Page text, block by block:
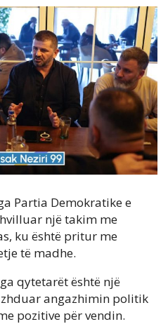
Partia Demokratike e
një takim me
ku është pritur me
të madhe.
qytetarët është një
angazhimin politik
pozitive për vendin.